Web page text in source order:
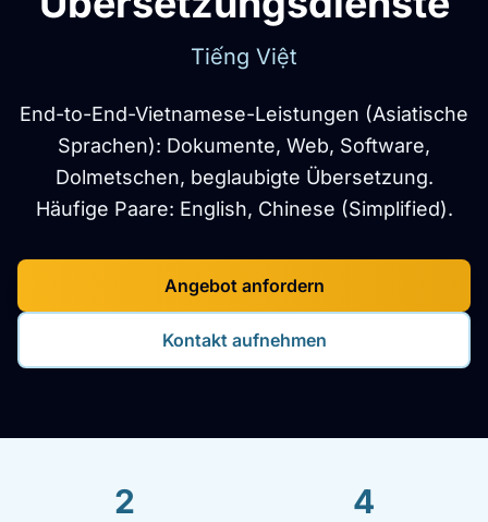
Tiếng Việt
End-to-End-Vietnamese-Leistungen (Asiatische
Sprachen): Dokumente, Web, Software,
Dolmetschen, beglaubigte Übersetzung.
Häufige Paare: English, Chinese (Simplified).
Angebot anfordern
Kontakt aufnehmen
2 4